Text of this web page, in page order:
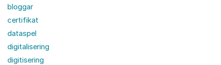
bloggar
certifikat
dataspel
digitalisering
digitisering